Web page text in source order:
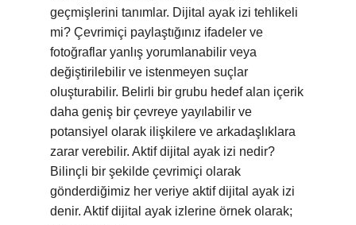
geçmişlerini tanımlar. Dijital ayak izi tehlikeli
mi? Çevrimiçi paylaştığınız ifadeler ve
fotoğraflar yanlış yorumlanabilir veya
değiştirilebilir ve istenmeyen suçlar
oluşturabilir. Belirli bir grubu hedef alan içerik
daha geniş bir çevreye yayılabilir ve
potansiyel olarak ilişkilere ve arkadaşlıklara
zarar verebilir. Aktif dijital ayak izi nedir?
Bilinçli bir şekilde çevrimiçi olarak
gönderdiğimiz her veriye aktif dijital ayak izi
denir. Aktif dijital ayak izlerine örnek olarak;